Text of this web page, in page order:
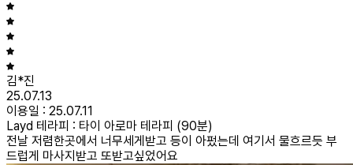
김*진
25.07.13
이용일 : 25.07.11
Layd 테라피 : 타이 아로마 테라피 (90분)
전날 저렴한곳에서 너무세게받고 등이 아펐는데 여기서 물흐르듯 부
드럽게 마사지받고 또받고싶었어요